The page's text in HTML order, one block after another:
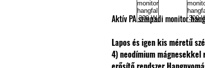
Aktív PA szinpadi monitor
Lapos és igen kis méretű
4) neodímium mágnesekkel